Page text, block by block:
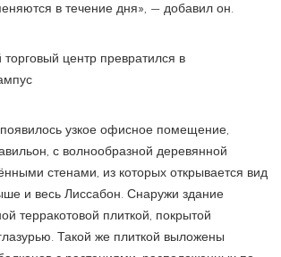
в течение дня», — добавил он.
узкое офисное помещение,
с волнообразной деревянной
стенами, из которых открывается вид
и весь Лиссабон. Снаружи здание
терракотовой плиткой, покрытой
Такой же плиткой выложены